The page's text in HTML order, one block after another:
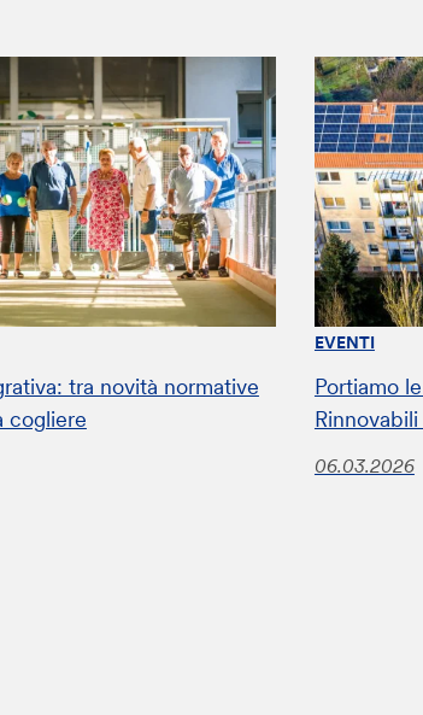
tra novità normative
cogliere
EVENTI
Portiamo
06.03.2026